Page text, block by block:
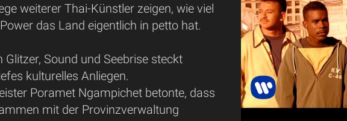
weiterer Thai-Künstler zeigen, wie viel
das Land eigentlich in petto hat.
Glitzer, Sound und Seebrise steckt
kulturelles Anliegen.
Poramet Ngampichet betonte, dass
mit der Provinzverwaltung